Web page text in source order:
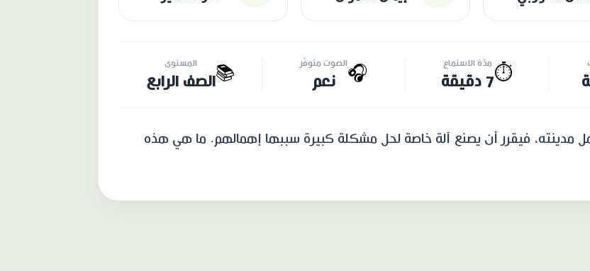
⏱️ مدّة الاستماع
7 دقيقة 🎧الصوت متوفّر
نعم 📚 المستوى
الصف الرابع
مدينته، فيقرر أن يصنع آلة خاصة لحل مشكلة كبيرة سببها إهمالهم. ما هي هذه